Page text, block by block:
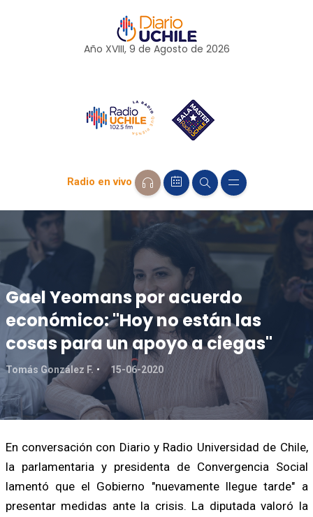
Año XVIII, 9 de Agosto de 2026
Radio en vivo
Gael Yeomans por acuerdo
económico: "Hoy no están las
cosas para un apoyo a ciegas"
Tomás González F. 15-06-2020
En conversación con Diario y Radio Universidad de Chile,
la parlamentaria y presidenta de Convergencia Social
lamentó que el Gobierno "nuevamente llegue tarde" a
presentar medidas ante la crisis. La diputada valoró la